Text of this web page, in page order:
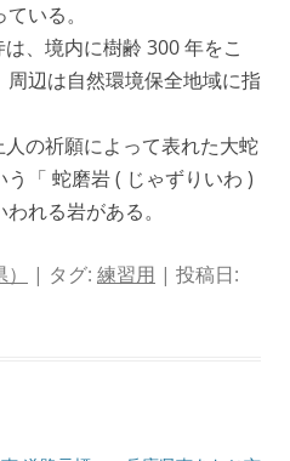
いる。
、境内に樹齢 300 年をこ
辺は自然環境保全地域に指
の祈願によって表れた大蛇
「 蛇磨岩 ( じゃずりいわ )
れる岩がある。
| タグ: 練習用 | 投稿日: